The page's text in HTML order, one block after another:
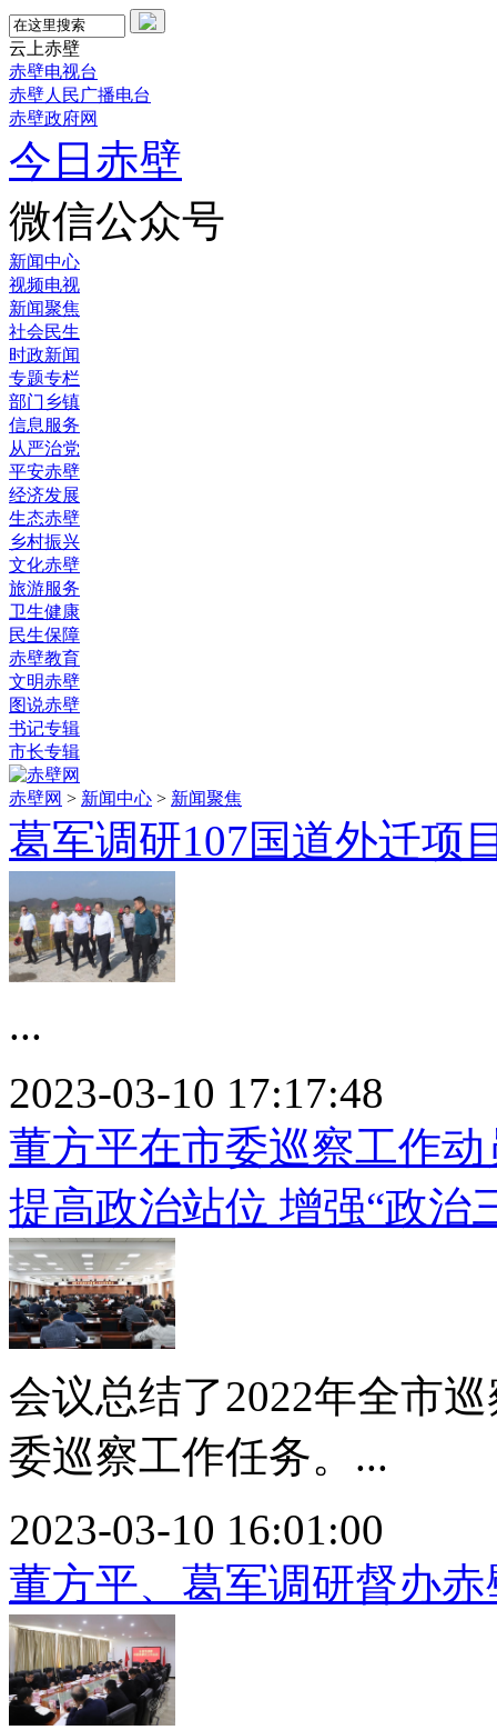
云上赤壁
赤壁电视台
赤壁人民广播电台
赤壁政府网
今日赤壁
微信公众号
新闻中心
视频电视
新闻聚焦
社会民生
时政新闻
专题专栏
部门乡镇
信息服务
从严治党
平安赤壁
经济发展
生态赤壁
乡村振兴
文化赤壁
旅游服务
卫生健康
民生保障
赤壁教育
文明赤壁
图说赤壁
书记专辑
市长专辑
赤壁网 > 新闻中心 > 新闻聚焦
葛军调研107国道外迁项
...
2023-03-10 17:17:48
董方平在市委巡察工作
提高政治站位 增强“政治
会议总结了2022年全市
委巡察工作任务。...
2023-03-10 16:01:00
董方平、葛军调研督办